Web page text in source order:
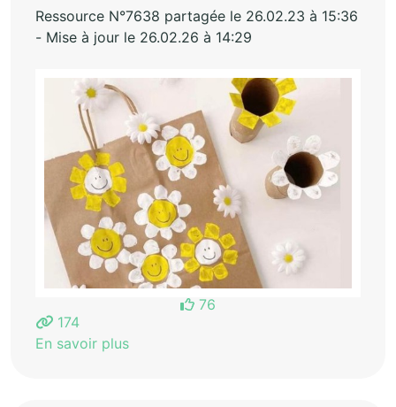
Ressource N°7638 partagée le 26.02.23 à 15:36
- Mise à jour le 26.02.26 à 14:29
76
174
En savoir plus